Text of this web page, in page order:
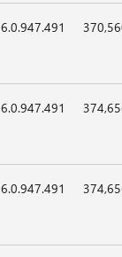
6.0.947.491
6.0.947.491
6.0.947.491